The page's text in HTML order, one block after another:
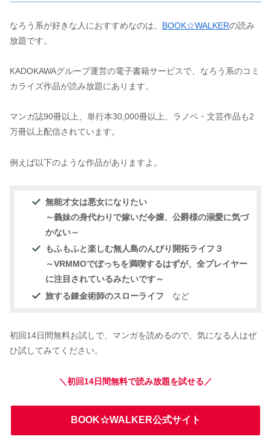
なろう系が好きな人におすすめなのは、 BOOK☆WALKERの読み
放題です。
KADOKAWAグループ運営の電子書籍サービスで、なろう系のコミ
カライズ作品が読み放題にあります。
マンガ誌90冊以上、単行本30,000冊以上、ラノベ・文芸作品も2
万冊以上配信されています。
例えば以下のような作品がありますよ。
無能才女は悪女になりたい
～義妹の身代わりで嫁いだ令嬢、公爵様の溺愛に気づ
かない～
もふもふと楽しむ無人島のんびり開拓ライフ３
～VRMMOでぼっちを満喫するはずが、全プレイヤー
に注目されているみたいです～
旅する錬金術師のスローライフ など
初回14日間無料お試しで、マンガを読めるので、気になる人はぜ
ひ試してみてください。
＼初回14日間無料で読み放題を試せる／
BOOK☆WALKER公式サイト